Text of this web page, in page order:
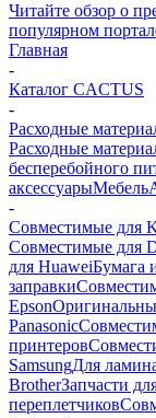
Читайте обзор о
популярном
Главная
-
Каталог CACTUS
-
Расходные
Расходные
бесперебойного
аксессуарыМебель
-
Совместимые для
Совместимые для
для HuaweiБумага
заправки
Epson
Panasonic
принтеров
SamsungДля
BrotherЗапчасти
переплетчиков